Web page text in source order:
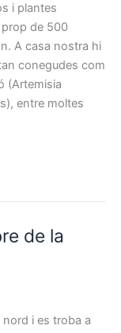
i plantes
prop de 500
A casa nostra hi
conegudes com
(Artemisia
entre moltes
de la
nord i es troba a